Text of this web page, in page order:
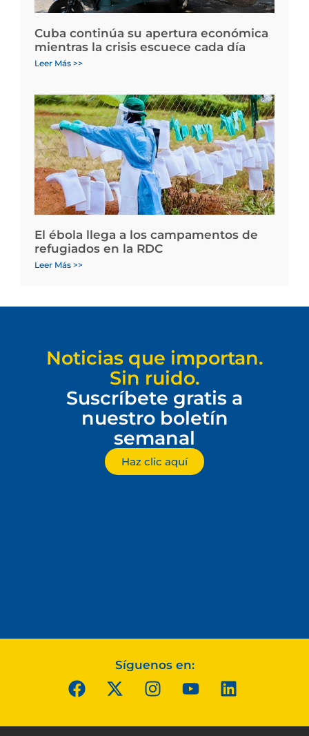
Cuba continúa su apertura económica
mientras la crisis escuece cada día
Leer Más >>
El ébola llega a los campamentos de
refugiados en la RDC
Leer Más >>
Noticias que importan.
Sin ruido.
Suscríbete gratis a
nuestro boletín
semanal
Haz clic aquí
Síguenos en: